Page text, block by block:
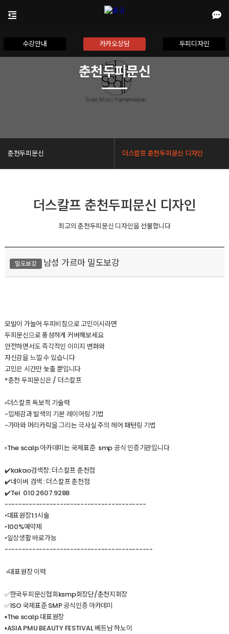
수강안내 카카오상담 두피디자인
춘천두피문신 더스칼프 춘천두피문신 디자인
춘천두피문신
더스칼프 춘천두피문신 디자인
최고의 춘천두피문신 디자인을 선물합니다
밀도보강 남성 가르마 밀도보강
모발이 가늘어 두피비침으로 고민이시라면
두피문신으로 풍성하게 커버해보세요
안전하면서도 즉각적인 이미지 변화와
자신감을 느낄 수 있습니다
고민은 시간만 늦출 뿐입니다
*춘천 두피문신은 / 더스칼프
▫️더스칼프 독보적 기술력
-입체감과 발색의 기본 레이어링 기법
-가마와 머리카락을 그리는 극사실 주의 헤어 패턴링 기법
▫️The scalp 아카데미는 국제표준 smp 공식 인증기관입니다
✔️kakao검색창: 더스칼프 춘천점
✔️네이버 검색 : 더스칼프 춘천점
✔️Tel 010.2607.9288
-----------------------------------------
•대표원장1:1시술
•100%예약제
•일상생활 바로가능
-------------------------------------------
▫️대표원장 이력
✅️한국두피문신협회ksmp회장단/춘천지회장
✅️ISO 국제표준 SMP 공식인증 아카데미
▪️The scalp 대표원장
▪️ASlA PMU BEAUTY FESTIVAL 베트남 하노이